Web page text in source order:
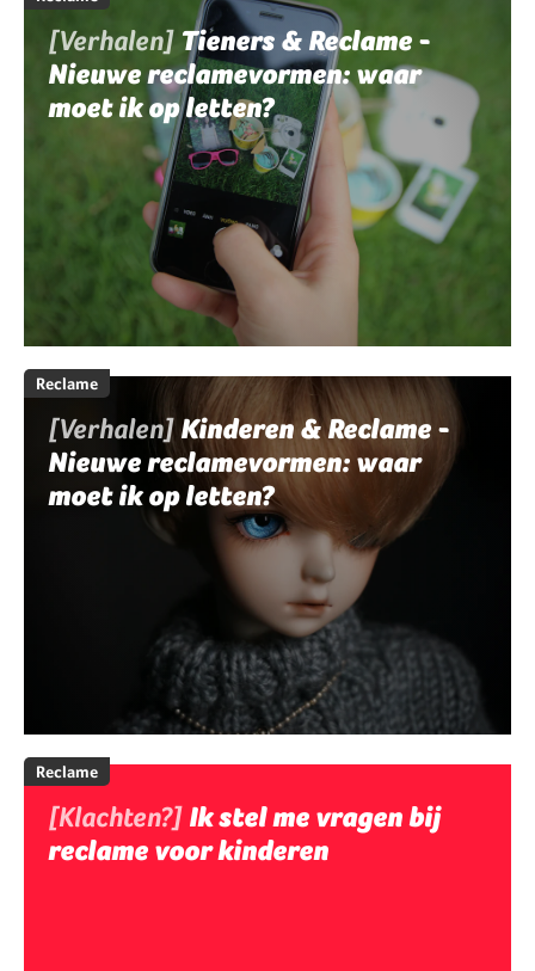
[Verhalen] Tieners & Reclame -
Nieuwe reclamevormen: waar
moet ik op letten?
Reclame
[Verhalen]Kinderen & Reclame -
Nieuwe reclamevormen: waar
moet ik op letten?
Reclame
[Klachten?] Ik stel me vragen bij
reclame voor kinderen